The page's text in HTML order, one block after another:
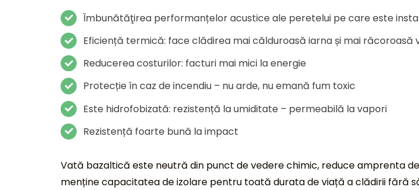
Îmbunătăţirea performanțelor acustice ale peretelui pe care este
Eficiență termică: face clădirea mai călduroasă iarna și mai răcoroasă
Reducerea costurilor: facturi mai mici la energie
Protecție în caz de incendiu – nu arde, nu emană fum toxic
Este hidrofobizată: rezistență la umiditate – permeabilă la vapori
Rezistență foarte bună la impact
Vată bazaltică este neutră din punct de vedere chimic, reduce amprenta
menține capacitatea de izolare pentru toată durata de viață a clădirii fără